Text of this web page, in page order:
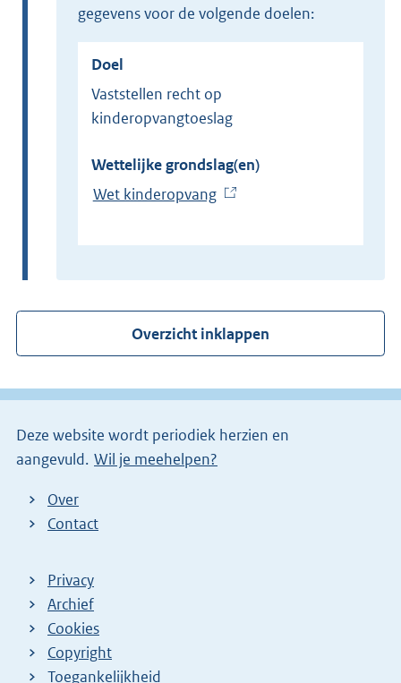
gegevens voor de volgende doelen:
Doel
Vaststellen recht op
kinderopvangtoeslag
Wettelijke grondslag(en)
Wet kinderopvang(
x
r
n
l
n
k
Overzicht inklappen
Deze website wordt periodiek herzien en
aangevuld. Wil je meehelpen?
Over
Contact
Privacy
Archief
Cookies
Copyright
Toegankelijkheid